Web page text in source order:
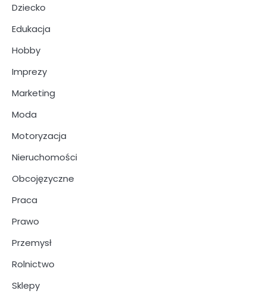
Dziecko
Edukacja
Hobby
Imprezy
Marketing
Moda
Motoryzacja
Nieruchomości
Obcojęzyczne
Praca
Prawo
Przemysł
Rolnictwo
Sklepy